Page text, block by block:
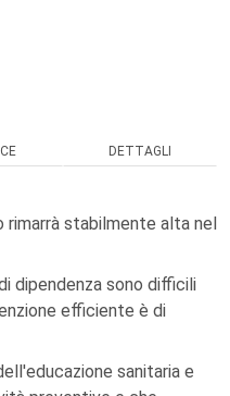
DETTAGLI
rimarrà stabilmente alta nel
dipendenza sono difficili
efficiente è di
sanitaria e